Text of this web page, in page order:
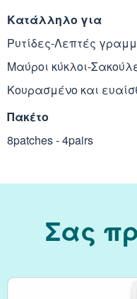
Κατάλληλο για
Ρυτίδες-Λεπτές
Μαύροι κύκλοι-
Κουρασμένο και
Πακέτο
8patches - 4pairs
Σας